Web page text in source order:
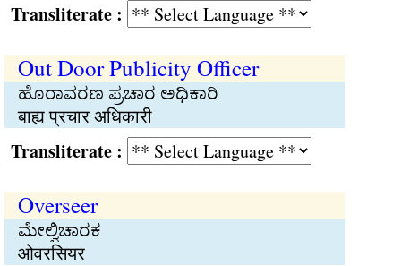
:
Out Door Publicity Officer
ಹೊರಾವರಣ ಪ್ರಚಾರ ಅಧಿಕಾರಿ
बाह्य प्रचार अधिकारी
:
Overseer
ಮೇಲ್ವಿಚಾರಕ
ओवरसियर